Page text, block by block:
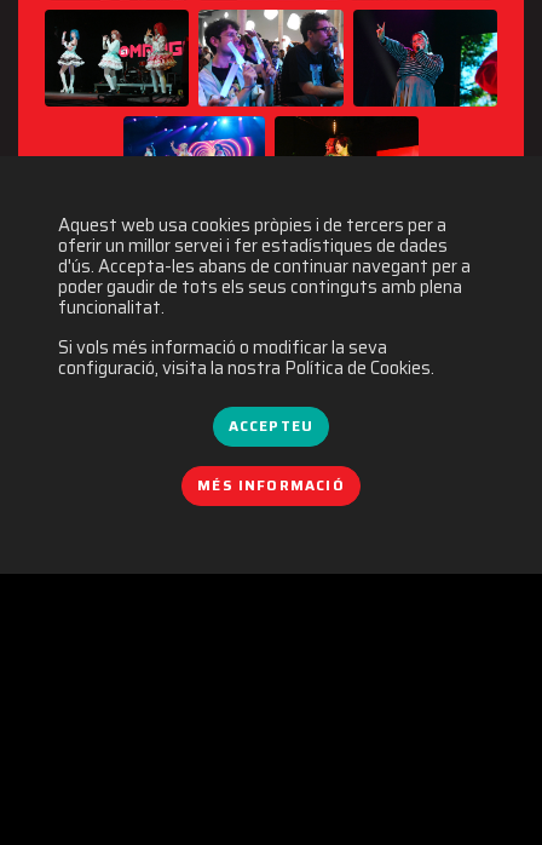
Aquest web usa cookies pròpies i de tercers per a
oferir un millor servei i fer estadístiques de dades
d'ús. Accepta-les abans de continuar navegant per a
poder gaudir de tots els seus continguts amb plena
funcionalitat.
Si vols més informació o modificar la seva
configuració, visita la nostra Política de Cookies.
ACCEPTEU
MÉS INFORMACIÓ